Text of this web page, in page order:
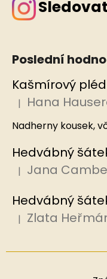
Poslední
Hodnocení
| Hana
Nadherny kousek,
Hodnocení
| Jana
Hodnocení
| Zlata